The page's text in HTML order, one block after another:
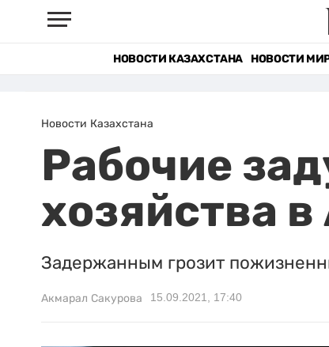
НОВОСТИ КАЗАХСТАНА НОВОСТИ
Новости Казахстана
Рабочие
хозяйства
Задержанным грозит
Акмарал Сакурова 15.09.2021, 17:40